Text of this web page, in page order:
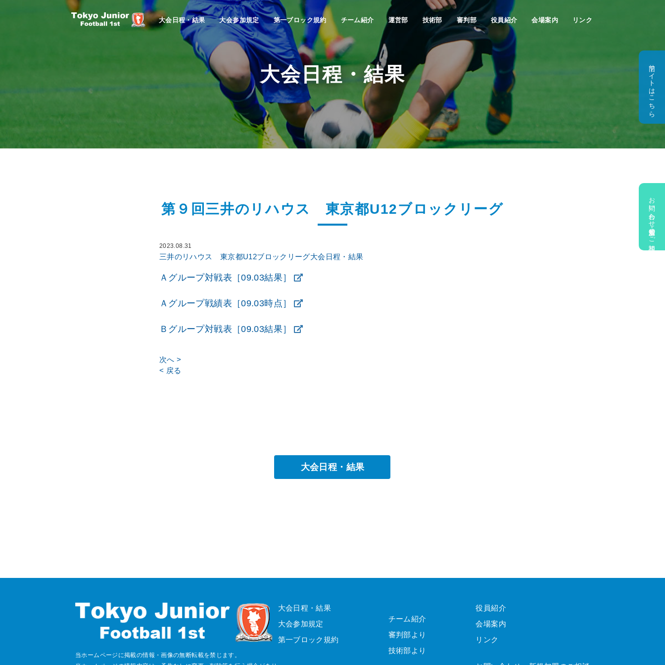
大会日程・結果 大会参加規定 第一ブロック規約 チーム紹介 運営部 技術部 審判部 役員紹介 会場案内 リンク
お問い合わせ・新規加盟のご相談
旧サイトはこちら
大会日程・結果
第９回三井のリハウス 東京都U12ブロックリーグ
2023.08.31
三井のリハウス 東京都U12ブロックリーグ大会日程・結果
Ａグループ対戦表［09.03結果］
Ａグループ戦績表［09.03時点］
Ｂグループ対戦表［09.03結果］
次へ >
< 戻る
大会日程・結果
当ホームページに掲載の情報・画像の無断転載を禁じます。
大会日程・結果
大会参加規定
第一ブロック規約
チーム紹介
審判部より
技術部より
役員紹介
会場案内
リンク